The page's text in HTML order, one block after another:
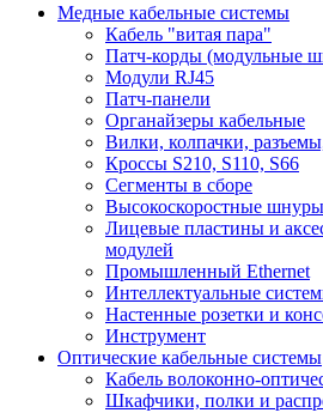
Медные кабельные системы
Кабель "витая пара"
Патч-корды (модульные
Модули RJ45
Патч-панели
Органайзеры кабельные
Вилки, колпачки,
Кроссы S210, S110, S66
Сегменты в сборе
Высокоскоростные
Лицевые пластины и
модулей
Промышленный Ethernet
Интеллектуальные
Настенные розетки и
Инструмент
Оптические кабельные системы
Кабель волоконно-
Шкафчики, полки и